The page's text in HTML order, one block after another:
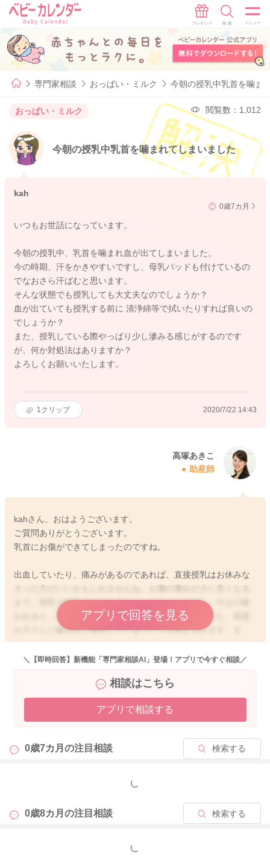
専門家相談 おっぱい・ミルク 今朝の授乳中乳首を噛ま
おっぱい・ミルク 閲覧数：1,012
今朝の授乳中乳首を噛まれてしまいました
kah
0歳7カ月
いつもお世話になっています。
今朝の授乳中、乳首を噛まれ血が出てしまいました。
今の時期、汗をかきやすいですし、母乳パッドも付けているの
でなおさら汗ばむと思います。
そんな状態でも授乳しても大丈夫なのでしょうか？
血が出ていても授乳する前に 清浄綿等で拭いたりすれば良いの
でしょうか？
また、授乳している際やっぱり少し滲みる感じがするのです
が、何か対処法はありますか？
よろしくお願いいたします。
1 クリップ 2020/7/22 14:43
高塚あきこ
助産師
kahさん、おはようございます。
ご質問ありがとうございます。
乳首にお傷ができてしまったのですね。
出血していたり、痛みがあるのであれば、直接授乳はお休みな
さった方がいいかもしれませんね。お傷の痛みが少し良くなる
まで、搾乳で対応されてみてもいいかもしれません。やはり吸
われると、その刺激でお傷の治りが遅くなったり、また、再度
お子さんに噛まれて悪化してしまうことも考えられます。ま
た、もし搾乳がしにくかったり、しんどい場合には、抱き方を
変えて授乳をなさってみると、お子さんのお口の当たる角度が
よ。よろしければお試しくださいね。
アプリで回答を見る
2020/7/23 11:59
＼【即時回答】新機能「専門家相談AI」登場！アプリで今すぐ相談／
相談はこちら
アプリで相談する
0歳7カ月の注目相談 検索する
もっと見る
0歳8カ月の注目相談 検索する
もっと見る